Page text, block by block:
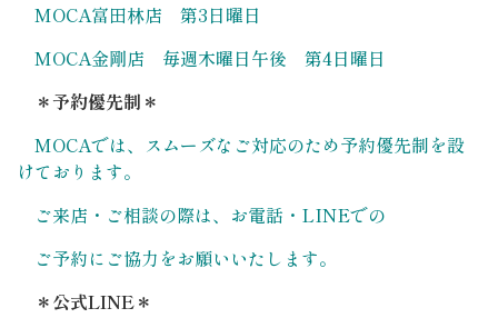
MOCA富田林店 第3日曜日
MOCA金剛店 毎週木曜日午後 第4日曜日
＊予約優先制＊
MOCAでは、スムーズなご対応のため予約優先制を設
けております。
ご来店・ご相談の際は、お電話・LINEでの
ご予約にご協力をお願いいたします。
＊公式LINE＊